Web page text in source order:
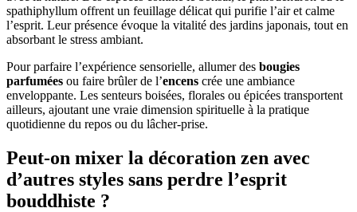
spathiphyllum offrent un feuillage délicat qui purifie l’air et calme
l’esprit. Leur présence évoque la vitalité des jardins japonais, tout en
absorbant le stress ambiant.
Pour parfaire l’expérience sensorielle, allumer des bougies
parfumées ou faire brûler de l’encens crée une ambiance
enveloppante. Les senteurs boisées, florales ou épicées transportent
ailleurs, ajoutant une vraie dimension spirituelle à la pratique
quotidienne du repos ou du lâcher-prise.
Peut-on mixer la décoration zen avec
d’autres styles sans perdre l’esprit
bouddhiste ?